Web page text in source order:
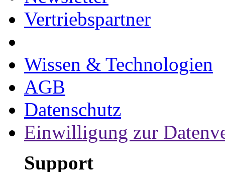
Vertriebspartner
Wissen & Technologien
AGB
Datenschutz
Einwilligung zur
Support